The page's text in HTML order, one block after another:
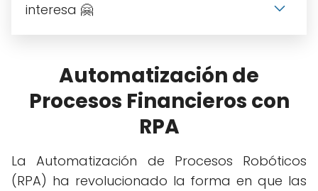
interesa 🤗
Automatización de
Procesos Financieros con
RPA
La Automatización de Procesos Robóticos
(RPA) ha revolucionado la forma en que las